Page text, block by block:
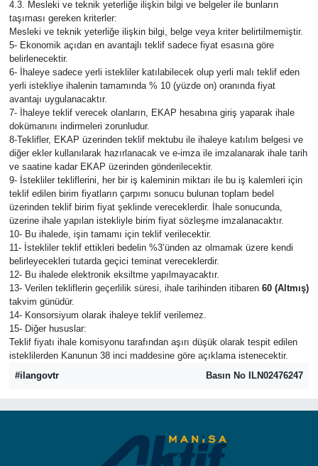
4.3. Mesleki ve teknik yeterliğe ilişkin bilgi ve belgeler ile bunların
taşıması gereken kriterler:
Mesleki ve teknik yeterliğe ilişkin bilgi, belge veya kriter belirtilmemiştir.
5- Ekonomik açıdan en avantajlı teklif sadece fiyat esasına göre
belirlenecektir.
6- İhaleye sadece yerli istekliler katılabilecek olup yerli malı teklif eden
yerli istekliye ihalenin tamamında % 10 (yüzde on) oranında fiyat
avantajı uygulanacaktır.
7- İhaleye teklif verecek olanların, EKAP hesabına giriş yaparak ihale
dokümanını indirmeleri zorunludur.
8-Teklifler, EKAP üzerinden teklif mektubu ile ihaleye katılım belgesi ve
diğer ekler kullanılarak hazırlanacak ve e-imza ile imzalanarak ihale tarih
ve saatine kadar EKAP üzerinden gönderilecektir.
9- İstekliler tekliflerini, her bir iş kaleminin miktarı ile bu iş kalemleri için
teklif edilen birim fiyatların çarpımı sonucu bulunan toplam bedel
üzerinden teklif birim fiyat şeklinde vereceklerdir. İhale sonucunda,
üzerine ihale yapılan istekliyle birim fiyat sözleşme imzalanacaktır.
10- Bu ihalede, işin tamamı için teklif verilecektir.
11- İstekliler teklif ettikleri bedelin %3’ünden az olmamak üzere kendi
belirleyecekleri tutarda geçici teminat vereceklerdir.
12- Bu ihalede elektronik eksiltme yapılmayacaktır.
13- Verilen tekliflerin geçerlilik süresi, ihale tarihinden itibaren 60 (Altmış)
takvim günüdür.
14- Konsorsiyum olarak ihaleye teklif verilemez.
15- Diğer hususlar:
Teklif fiyatı ihale komisyonu tarafından aşırı düşük olarak tespit edilen
isteklilerden Kanunun 38 inci maddesine göre açıklama istenecektir.
#ilangovtr
Basın No ILN02476247